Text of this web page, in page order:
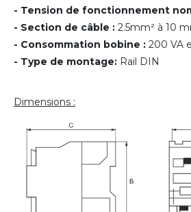
- Tension de fonctionnement
- Section de câble : 2.5mm² à 10
- Consommation bobine : 200 VA
- Type de montage: Rail DIN
Dimensions :